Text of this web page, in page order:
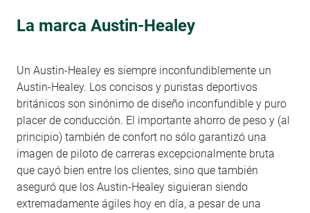
La marca Austin-Healey
Un Austin-Healey es siempre inconfundiblemente un
Austin-Healey. Los concisos y puristas deportivos
británicos son sinónimo de diseño inconfundible y puro
placer de conducción. El importante ahorro de peso y (al
principio) también de confort no sólo garantizó una
imagen de piloto de carreras excepcionalmente bruta
que cayó bien entre los clientes, sino que también
aseguró que los Austin-Healey siguieran siendo
extremadamente ágiles hoy en día, a pesar de una